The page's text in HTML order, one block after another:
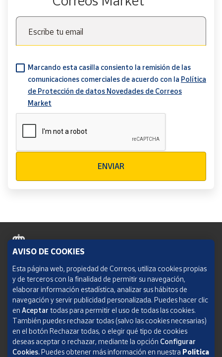
Escribe tu email
Marcando esta casilla consiento la remisión de las
comunicaciones comerciales de acuerdo con la Política
de Protección de datos Novedades de Correos
Market
ENVIAR
Política de cookies
Aviso legal
Condiciones del servicio
Política de Privacidad Web
Informe de transparencia
AVISO DE COOKIES
Esta página web, propiedad de Correos, utiliza cookies propias
y de terceros con la finalidad de permitir su navegación,
elaborar información estadística, analizar sus hábitos de
navegación y servir publicidad personalizada. Puedes hacer clic
en Aceptar todas para permitir el uso de todas las cookies.
También puedes rechazar todas (salvo las cookies necesarias)
en el botón Rechazar todas, o elegir qué tipo de cookies
deseas aceptar o rechazar, mediante la opción Configurar
Cookies.Puedes obtener más información en nuestra Política